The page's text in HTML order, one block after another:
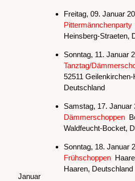
Januar
Freitag, 09. Januar
Pittermännchenparty
Heinsberg-Straeten,
Sonntag, 11. Januar
Tanztag/
52511 Geilenkirchen-
Deutschland
Samstag, 17. Januar
Dämmerschoppen
Waldfeucht-Bocket,
Sonntag, 18. Januar
Frühschoppen
Haaren, Deutschland